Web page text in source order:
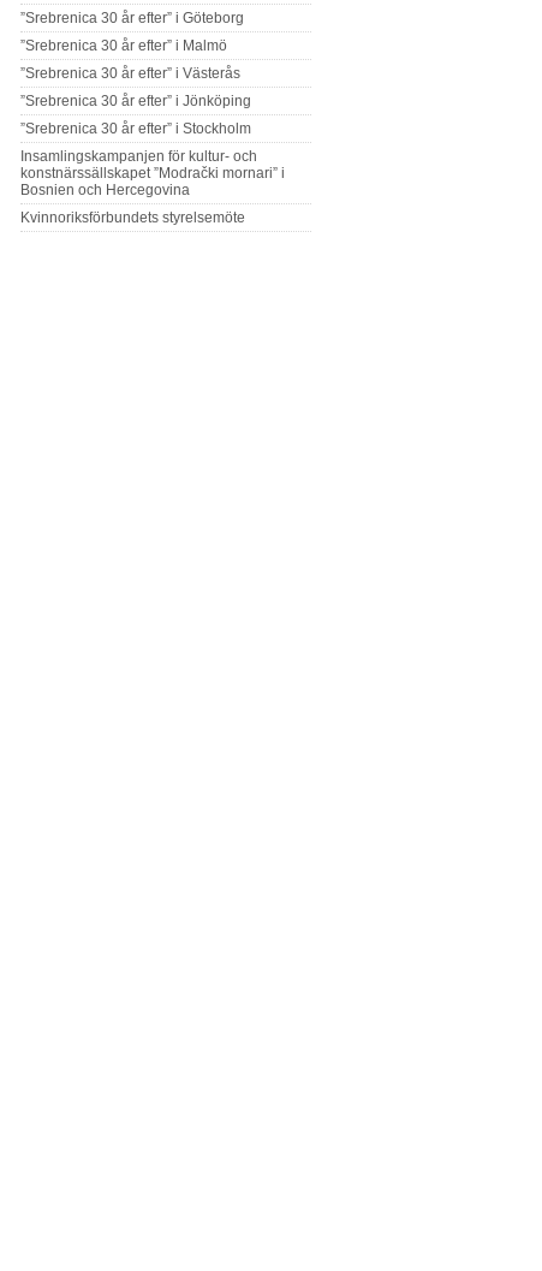
”Srebrenica 30 år efter” i Göteborg
”Srebrenica 30 år efter” i Malmö
”Srebrenica 30 år efter” i Västerås
”Srebrenica 30 år efter” i Jönköping
”Srebrenica 30 år efter” i Stockholm
Insamlingskampanjen för kultur- och
konstnärssällskapet ”Modrački mornari” i
Bosnien och Hercegovina
Kvinnoriksförbundets styrelsemöte